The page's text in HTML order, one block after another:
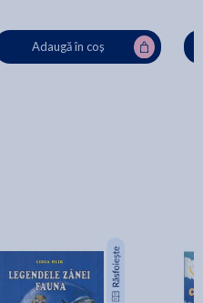
Adaugă în coș